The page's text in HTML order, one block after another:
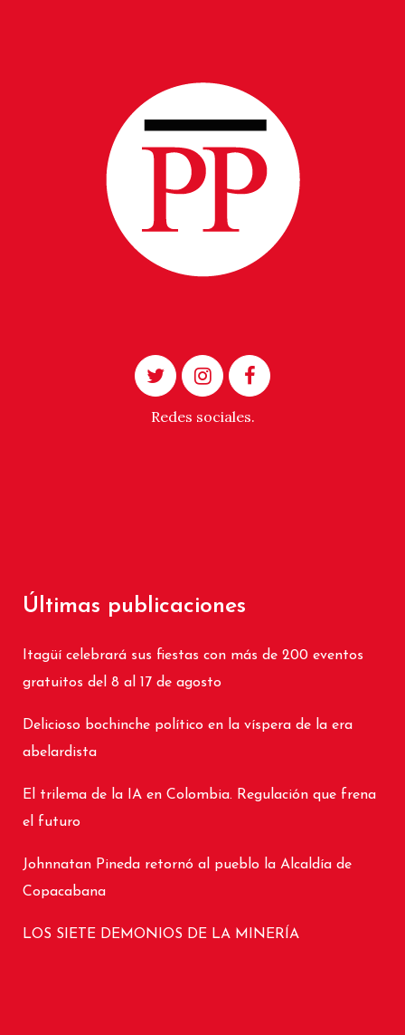
Redes sociales.
Últimas publicaciones
Itagüí celebrará sus fiestas con más de 200 eventos
gratuitos del 8 al 17 de agosto
Delicioso bochinche político en la víspera de la era
abelardista
El trilema de la IA en Colombia. Regulación que frena
el futuro
Johnnatan Pineda retornó al pueblo la Alcaldía de
Copacabana
LOS SIETE DEMONIOS DE LA MINERÍA